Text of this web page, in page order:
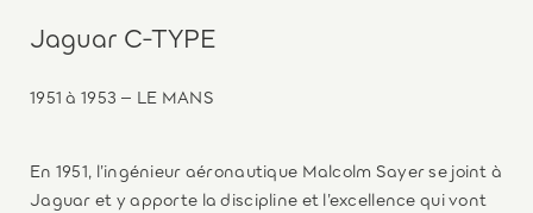
Jaguar C‑TYPE
1951 à 1953 – LE MANS
En 1951, l’ingénieur aéronautique Malcolm Sayer se joint à
Jaguar et y apporte la discipline et l’excellence qui vont